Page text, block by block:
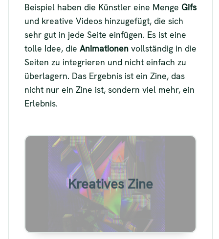
Beispiel haben die Künstler eine Menge Gifs
und kreative Videos hinzugefügt, die sich
sehr gut in jede Seite einfügen. Es ist eine
tolle Idee, die Animationen vollständig in die
Seiten zu integrieren und nicht einfach zu
überlagern. Das Ergebnis ist ein Zine, das
nicht nur ein Zine ist, sondern viel mehr, ein
Erlebnis.
Kreatives Zine
Beispiel für ein digitales Zine
Siehe